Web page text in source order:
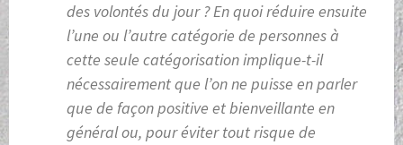
des volontés du jour ? En quoi réduire ensuite
l’une ou l’autre catégorie de personnes à
cette seule catégorisation implique-t-il
nécessairement que l’on ne puisse en parler
que de façon positive et bienveillante en
général ou, pour éviter tout risque de